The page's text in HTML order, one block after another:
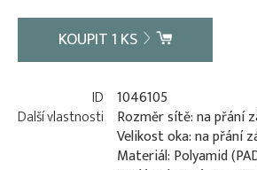
KOUPIT1 KS
ID 1046105
Další vlastnosti
Rozměr sítě: na přání
Velikost oka: na přání
Materiál: Polyamid